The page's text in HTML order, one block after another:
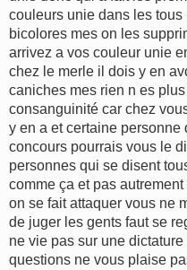
couleurs unie dans les
bicolores mes on les
arrivez a vos couleur unie
chez le merle il dois y en
caniches mes rien n es
consanguinité car chez
y en a et certaine
concours pourrais vous le
personnes qui se disent
comme ça et pas
on se fait attaquer vous ne
de juger les gents faut se
ne vie pas sur une
questions ne vous plaise